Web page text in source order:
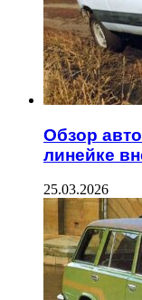
Обзор
линейке
25.03.2026